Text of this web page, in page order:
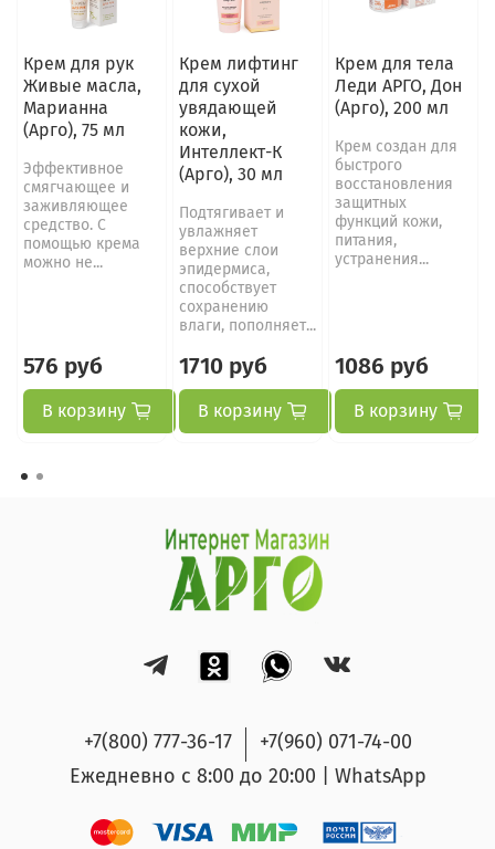
Крем для рук
Живые масла,
Марианна
(Арго), 75 мл
Эффективное
смягчающее и
заживляющее
средство. С
помощью крема
можно не...
576 руб
В корзину
Крем лифтинг
для сухой
увядающей
кожи,
Интеллект-К
(Арго), 30 мл
Подтягивает и
увлажняет
верхние слои
эпидермиса,
способствует
сохранению
влаги, пополняет...
1710 руб
В корзину
Крем для тела
Леди АРГО, Дон
(Арго), 200 мл
Крем создан для
быстрого
восстановления
защитных
функций кожи,
питания,
устранения...
1086 руб
В корзину
+7(800) 777-36-17
+7(960) 071-74-00
Ежедневно с 8:00 до 20:00 | WhatsApp